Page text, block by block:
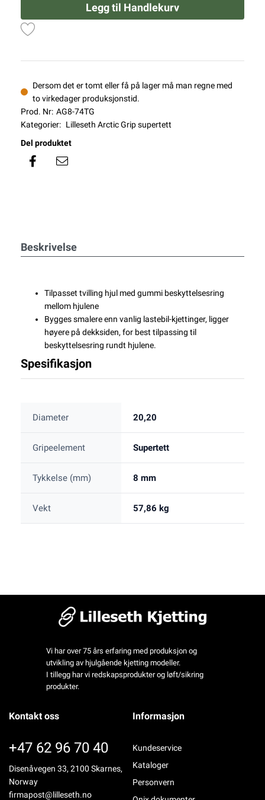
Legg til Handlekurv
Dersom det er tomt eller få på lager må man regne med
to virkedager produksjonstid.
Prod. Nr: AG8-74TG
Kategorier: Lilleseth Arctic Grip supertett
Del produktet
Beskrivelse
Tilpasset tvilling hjul med gummi beskyttelsesring
mellom hjulene
Bygges smalere enn vanlig lastebil-kjettinger, ligger
høyere på dekksiden, for best tilpassing til
beskyttelsesring rundt hjulene.
Spesifikasjon
Diameter 20,20
Gripeelement Supertett
Tykkelse (mm) 8 mm
Vekt 57,86 kg
Vi har over 75 års erfaring med produksjon og
utvikling av hjulgående kjetting modeller.
I tillegg har vi redskapsprodukter og løft/sikring
produkter.
Kontakt oss
+47 62 96 70 40
Disenåvegen 33, 2100 Skarnes,
Norway
firmapost@lilleseth.no
Informasjon
Kundeservice
Kataloger
Personvern